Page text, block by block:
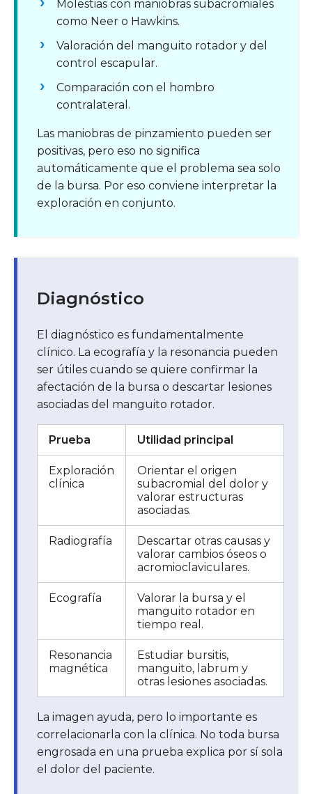
Molestias con maniobras subacromiales
como Neer o Hawkins.
Valoración del manguito rotador y del
control escapular.
Comparación con el hombro
contralateral.
Las maniobras de pinzamiento pueden ser
positivas, pero eso no significa
automáticamente que el problema sea solo
de la bursa. Por eso conviene interpretar la
exploración en conjunto.
Diagnóstico
El diagnóstico es fundamentalmente
clínico. La ecografía y la resonancia pueden
ser útiles cuando se quiere confirmar la
afectación de la bursa o descartar lesiones
asociadas del manguito rotador.
Prueba Utilidad principal
Exploración
clínica
Orientar el origen
subacromial del dolor y
valorar estructuras
asociadas.
Radiografía
Descartar otras causas y
valorar cambios óseos o
acromioclaviculares.
Ecografía
Valorar la bursa y el
manguito rotador en
tiempo real.
Resonancia
magnética
Estudiar bursitis,
manguito, labrum y
otras lesiones asociadas.
La imagen ayuda, pero lo importante es
correlacionarla con la clínica. No toda bursa
engrosada en una prueba explica por sí sola
el dolor del paciente.